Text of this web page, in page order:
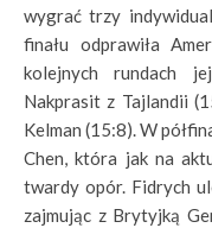
wygrać trzy
finału odprawiła
kolejnych rundach
Nakprasit z Tajlandii
Kelman (15:8). W
Chen, która jak na
twardy opór. Fidrych
zajmując z Brytyjką